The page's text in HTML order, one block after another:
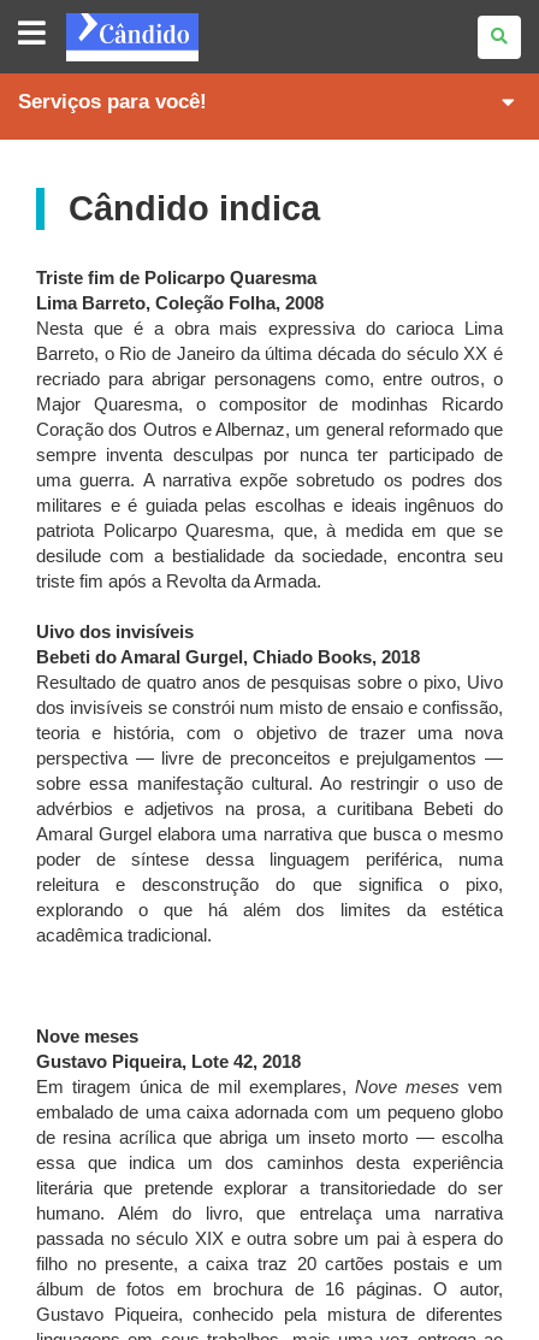
REVISTA
CÂNDIDO
Serviços para você!
Cândido indica
Triste fim de Policarpo Quaresma
Lima Barreto, Coleção Folha, 2008
Nesta que é a obra mais expressiva do carioca Lima
Barreto, o Rio de Janeiro da última década do século XX é
recriado para abrigar personagens como, entre outros, o
Major Quaresma, o compositor de modinhas Ricardo
Coração dos Outros e Albernaz, um general reformado que
sempre inventa desculpas por nunca ter participado de
uma guerra. A narrativa expõe sobretudo os podres dos
militares e é guiada pelas escolhas e ideais ingênuos do
patriota Policarpo Quaresma, que, à medida em que se
desilude com a bestialidade da sociedade, encontra seu
triste fim após a Revolta da Armada.
Uivo dos invisíveis
Bebeti do Amaral Gurgel, Chiado Books, 2018
Resultado de quatro anos de pesquisas sobre o pixo, Uivo
dos invisíveis se constrói num misto de ensaio e confissão,
teoria e história, com o objetivo de trazer uma nova
perspectiva — livre de preconceitos e prejulgamentos —
sobre essa manifestação cultural. Ao restringir o uso de
advérbios e adjetivos na prosa, a curitibana Bebeti do
Amaral Gurgel elabora uma narrativa que busca o mesmo
poder de síntese dessa linguagem periférica, numa
releitura e desconstrução do que significa o pixo,
explorando o que há além dos limites da estética
acadêmica tradicional.
Nove meses
Gustavo Piqueira, Lote 42, 2018
Em tiragem única de mil exemplares, Nove meses vem
embalado de uma caixa adornada com um pequeno globo
de resina acrílica que abriga um inseto morto — escolha
essa que indica um dos caminhos desta experiência
literária que pretende explorar a transitoriedade do ser
humano. Além do livro, que entrelaça uma narrativa
passada no século XIX e outra sobre um pai à espera do
filho no presente, a caixa traz 20 cartões postais e um
álbum de fotos em brochura de 16 páginas. O autor,
Gustavo Piqueira, conhecido pela mistura de diferentes